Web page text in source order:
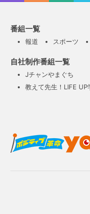
番組一覧
報道 スポーツ
自社制作番組一覧
Jチャンやまぐち
教えて先生！LIFE UP